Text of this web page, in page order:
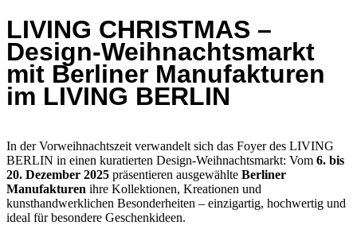
LIVING CHRISTMAS –
Design-Weihnachtsmarkt
mit Berliner Manufakturen
im LIVING BERLIN
In der Vorweihnachtszeit verwandelt sich das Foyer des LIVING
BERLIN in einen kuratierten Design-Weihnachtsmarkt: Vom 6. bis
20. Dezember 2025 präsentieren ausgewählte Berliner
Manufakturen ihre Kollektionen, Kreationen und
kunsthandwerklichen Besonderheiten – einzigartig, hochwertig und
ideal für besondere Geschenkideen.